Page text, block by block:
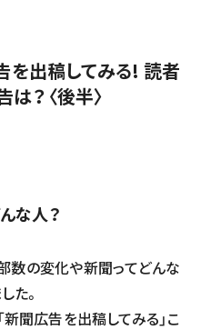
を出稿してみる! 読者
？〈後半〉
な人？
数の変化や新聞ってどんな
た。
聞広告を出稿してみる」こ